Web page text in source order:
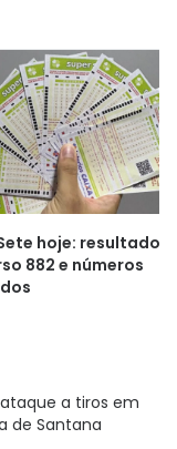
hoje: resultado
882 e números
a tiros em
de Santana